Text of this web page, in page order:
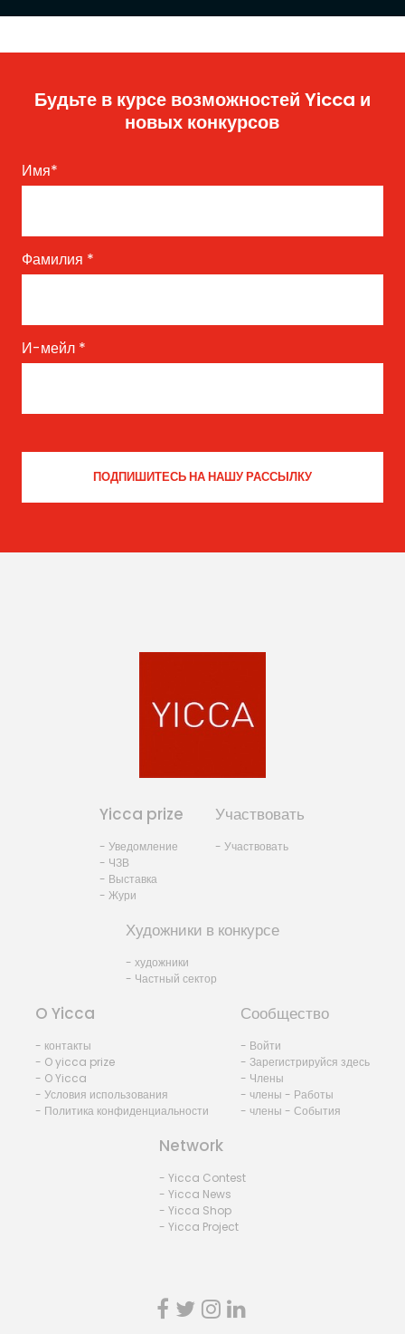
Будьте в курсе возможностей Yicca и
новых конкурсов
Имя*
Фамилия *
И-мейл *
Yicca prize
- Уведомление
- ЧЗВ
- Выставка
- Жури
Участвовать
- Участвовать
Художники в конкурсе
- художники
- Частный сектор
O Yicca
- контакты
- O yicca prize
- O Yicca
- Условия использования
- Политика конфиденциальности
Сообщество
- Войти
- Зарегистрируйся здесь
- Члены
- члены - Работы
- члены - События
Network
- Yicca Contest
- Yicca News
- Yicca Shop
- Yicca Project